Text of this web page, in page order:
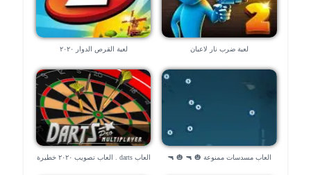
لعبة ضرب نار لاعبان لعبة القرص الدوار ٢٠٢٠
العاب مسدسات ممنوعة 🎃 🔫 🎃 🔫 العاب darts . العاب تصويب ٢٠٢٠ خطيرة